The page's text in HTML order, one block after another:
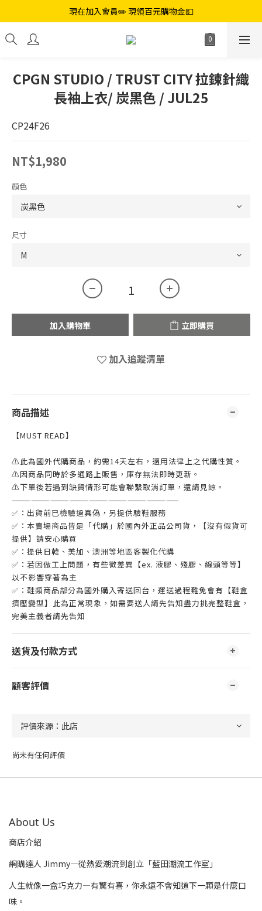
現在加入會員✏️ 現領百元購物金💵
CPGN STUDIO / TRUST CITY 拉鍊針織
長袖上衣/ 炭黑色 / JUL25
CP24F26
NT$1,980
顏色
尺寸
加入購物車 立即購買
加入追蹤清單
商品描述
【MUST READ】
⚠此為國外代購商品，約需14天左右，適用法律上之代購性質。
⚠因商品同時於多通路上販售，庫存無法即時更新。
⚠下單後若遇到缺貨情形可能會聯繫取消訂單，還請見諒。
——————————————————————————
✅：出貨前已檢驗過真偽，另提供驗鞋服務
✅：本賣場商品皆是「代購」於國內外正品公司貨，【沒有假貨可
提供】請安心購買
✅：提供日韓、美加、澳洲等地區客製化代購
✅：若因做工上問題，有些微差異【ex. 液膠、殘膠、線頭等等】
以不影響穿著為主
✅：鞋類商品部分為國外購入寄送回台，運送過程難免會有【鞋盒
擠壓變型】此為正常現象，如需要送人請先告知盡力挑完整鞋盒，
完美主義者請先告知
送貨及付款方式
顧客評價
尚未有任何評價
About Us
商店介紹
網購達人 Jimmy—從熱愛潮流到創立「藍田潮流工作室」
人生就像一盒巧克力—有驚有喜，你永遠不會知道下一顆是什麼口
味。